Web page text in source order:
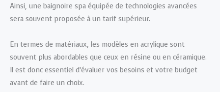
Ainsi, une baignoire spa équipée de technologies avancées
sera souvent proposée à un tarif supérieur.
En termes de matériaux, les modèles en acrylique sont
souvent plus abordables que ceux en résine ou en céramique.
Il est donc essentiel d’évaluer vos besoins et votre budget
avant de faire un choix.